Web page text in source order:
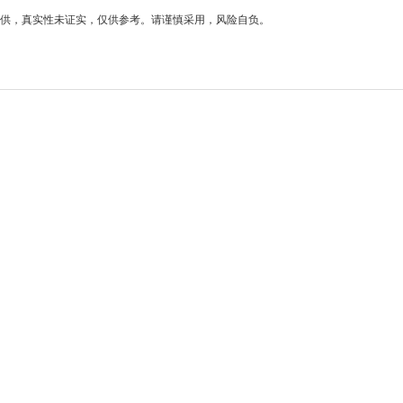
，真实性未证实，仅供参考。请谨慎采用，风险自负。